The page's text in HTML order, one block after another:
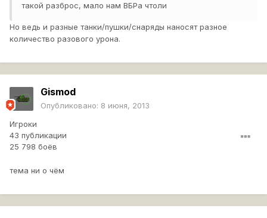
такой разброс, мало нам ВБРа чтоли
Но ведь и разные танки/пушки/снаряды наносят разное
количество разового урона.
Gismod
Опубликовано: 8 июня, 2013
Игроки
43 публикации
25 798 боёв
тема ни о чём